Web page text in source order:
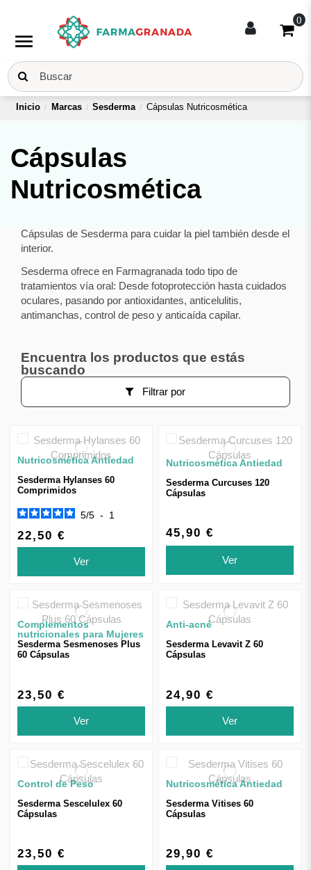
menu
0
Inicio Marcas Sesderma Cápsulas Nutricosmética
Cápsulas
Nutricosmética
Cápsulas de Sesderma para cuidar la piel también desde el
interior.
Sesderma ofrece en Farmagranada todo tipo de
tratamientos vía oral: Desde fotoprotección hasta cuidados
oculares, pasando por antioxidantes, anticelulitis,
antimanchas, control de peso y anticaída capilar.
Encuentra los productos que estás
buscando
Filtrar por
Nutricosmética Antiedad
Sesderma Hylanses 60
Comprimidos
5/5 - 1
22,50 €
Ver
Nutricosmética Antiedad
Sesderma Curcuses 120
Cápsulas
45,90 €
Ver
Complementos
nutricionales para Mujeres
Sesderma Sesmenoses Plus
60 Cápsulas
23,50 €
Ver
Anti-acné
Sesderma Levavit Z 60
Cápsulas
24,90 €
Ver
Control de Peso
Sesderma Sescelulex 60
Cápsulas
23,50 €
Nutricosmética Antiedad
Sesderma Vitises 60
Cápsulas
29,90 €